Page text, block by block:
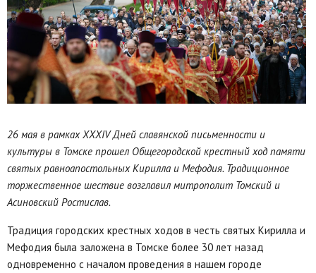
26 мая в рамках XXXIV Дней славянской письменности и
культуры в Томске прошел Общегородской крестный ход памяти
святых равноапостольных Кирилла и Мефодия. Традиционное
торжественное шествие возглавил митрополит Томский и
Асиновский Ростислав.
Традиция городских крестных ходов в честь святых Кирилла и
Мефодия была заложена в Томске более 30 лет назад
одновременно с началом проведения в нашем городе